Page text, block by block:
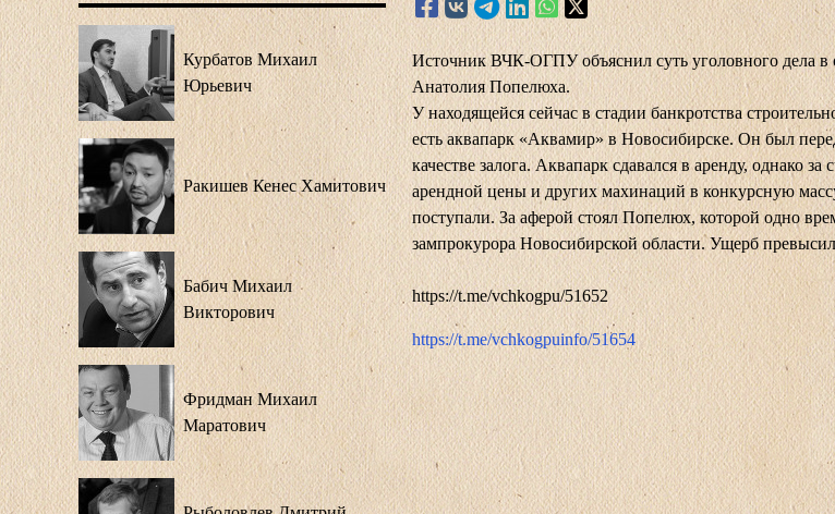
Курбатов Михаил
Юрьевич
Ракишев Кенес Хамитович
Бабич Михаил
Викторович
Фридман Михаил
Маратович
Источник ВЧК-ОГПУ объяснил суть уголовного дела
Анатолия Попелюха.
У находящейся сейчас в стадии банкротства
есть аквапарк «Аквамир» в Новосибирске. Он был
качестве залога. Аквапарк сдавался в аренду, однако
арендной цены и других махинаций в конкурсную
поступали. За аферой стоял Попелюх, которой одно
зампрокурора Новосибирской области. Ущерб
https://t.me/vchkogpu/51652
https://t.me/vchkogpuinfo/51654